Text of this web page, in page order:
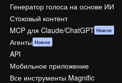
Генератор голоса на основе ИИ
Стоковый контент
MCP для Claude/ChatGPT Новое
Агенты Новое
API
Мобильное приложение
Все инструменты Magnific